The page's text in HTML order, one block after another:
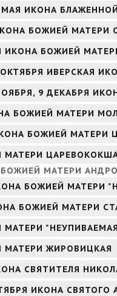
МАЯ ИКОНА
БОЖИЕЙ МАТЕРИ
ИКОНА БОЖИЕЙ
ИВЕРСКАЯ
9 ДЕКАБРЯ
БОЖИЕЙ МАТЕРИ
БОЖИЕЙ МАТЕРИ
МАТЕРИ
МАТЕРИ
БОЖИЕЙ МАТЕРИ
БОЖИЕЙ МАТЕРИ
МАТЕРИ
МАТЕРИ ЖИРОВИЦКАЯ
СВЯТИТЕЛЯ
ИКОНА